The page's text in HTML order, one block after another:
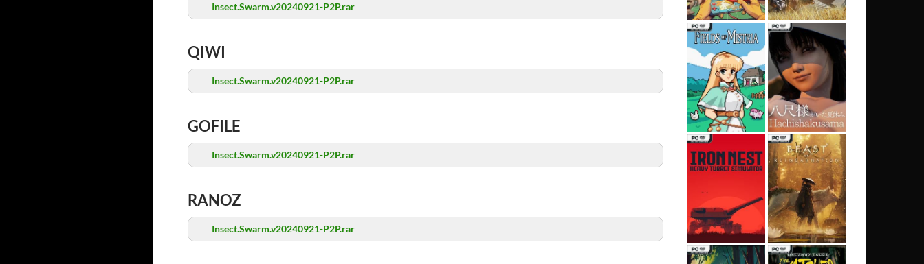
Insect.Swarm.v20240921-P2P.rar
QIWI
Insect.Swarm.v20240921-P2P.rar
GOFILE
Insect.Swarm.v20240921-P2P.rar
RANOZ
Insect.Swarm.v20240921-P2P.rar